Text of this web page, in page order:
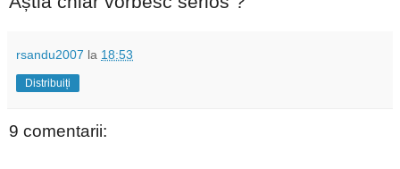
rsandu2007 la 18:53
Distribuiți
9 comentarii: